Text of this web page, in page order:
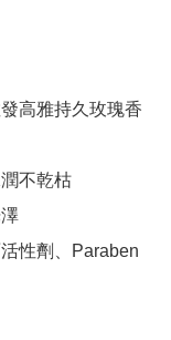
高雅持久玫瑰香
不乾枯
性劑、Paraben